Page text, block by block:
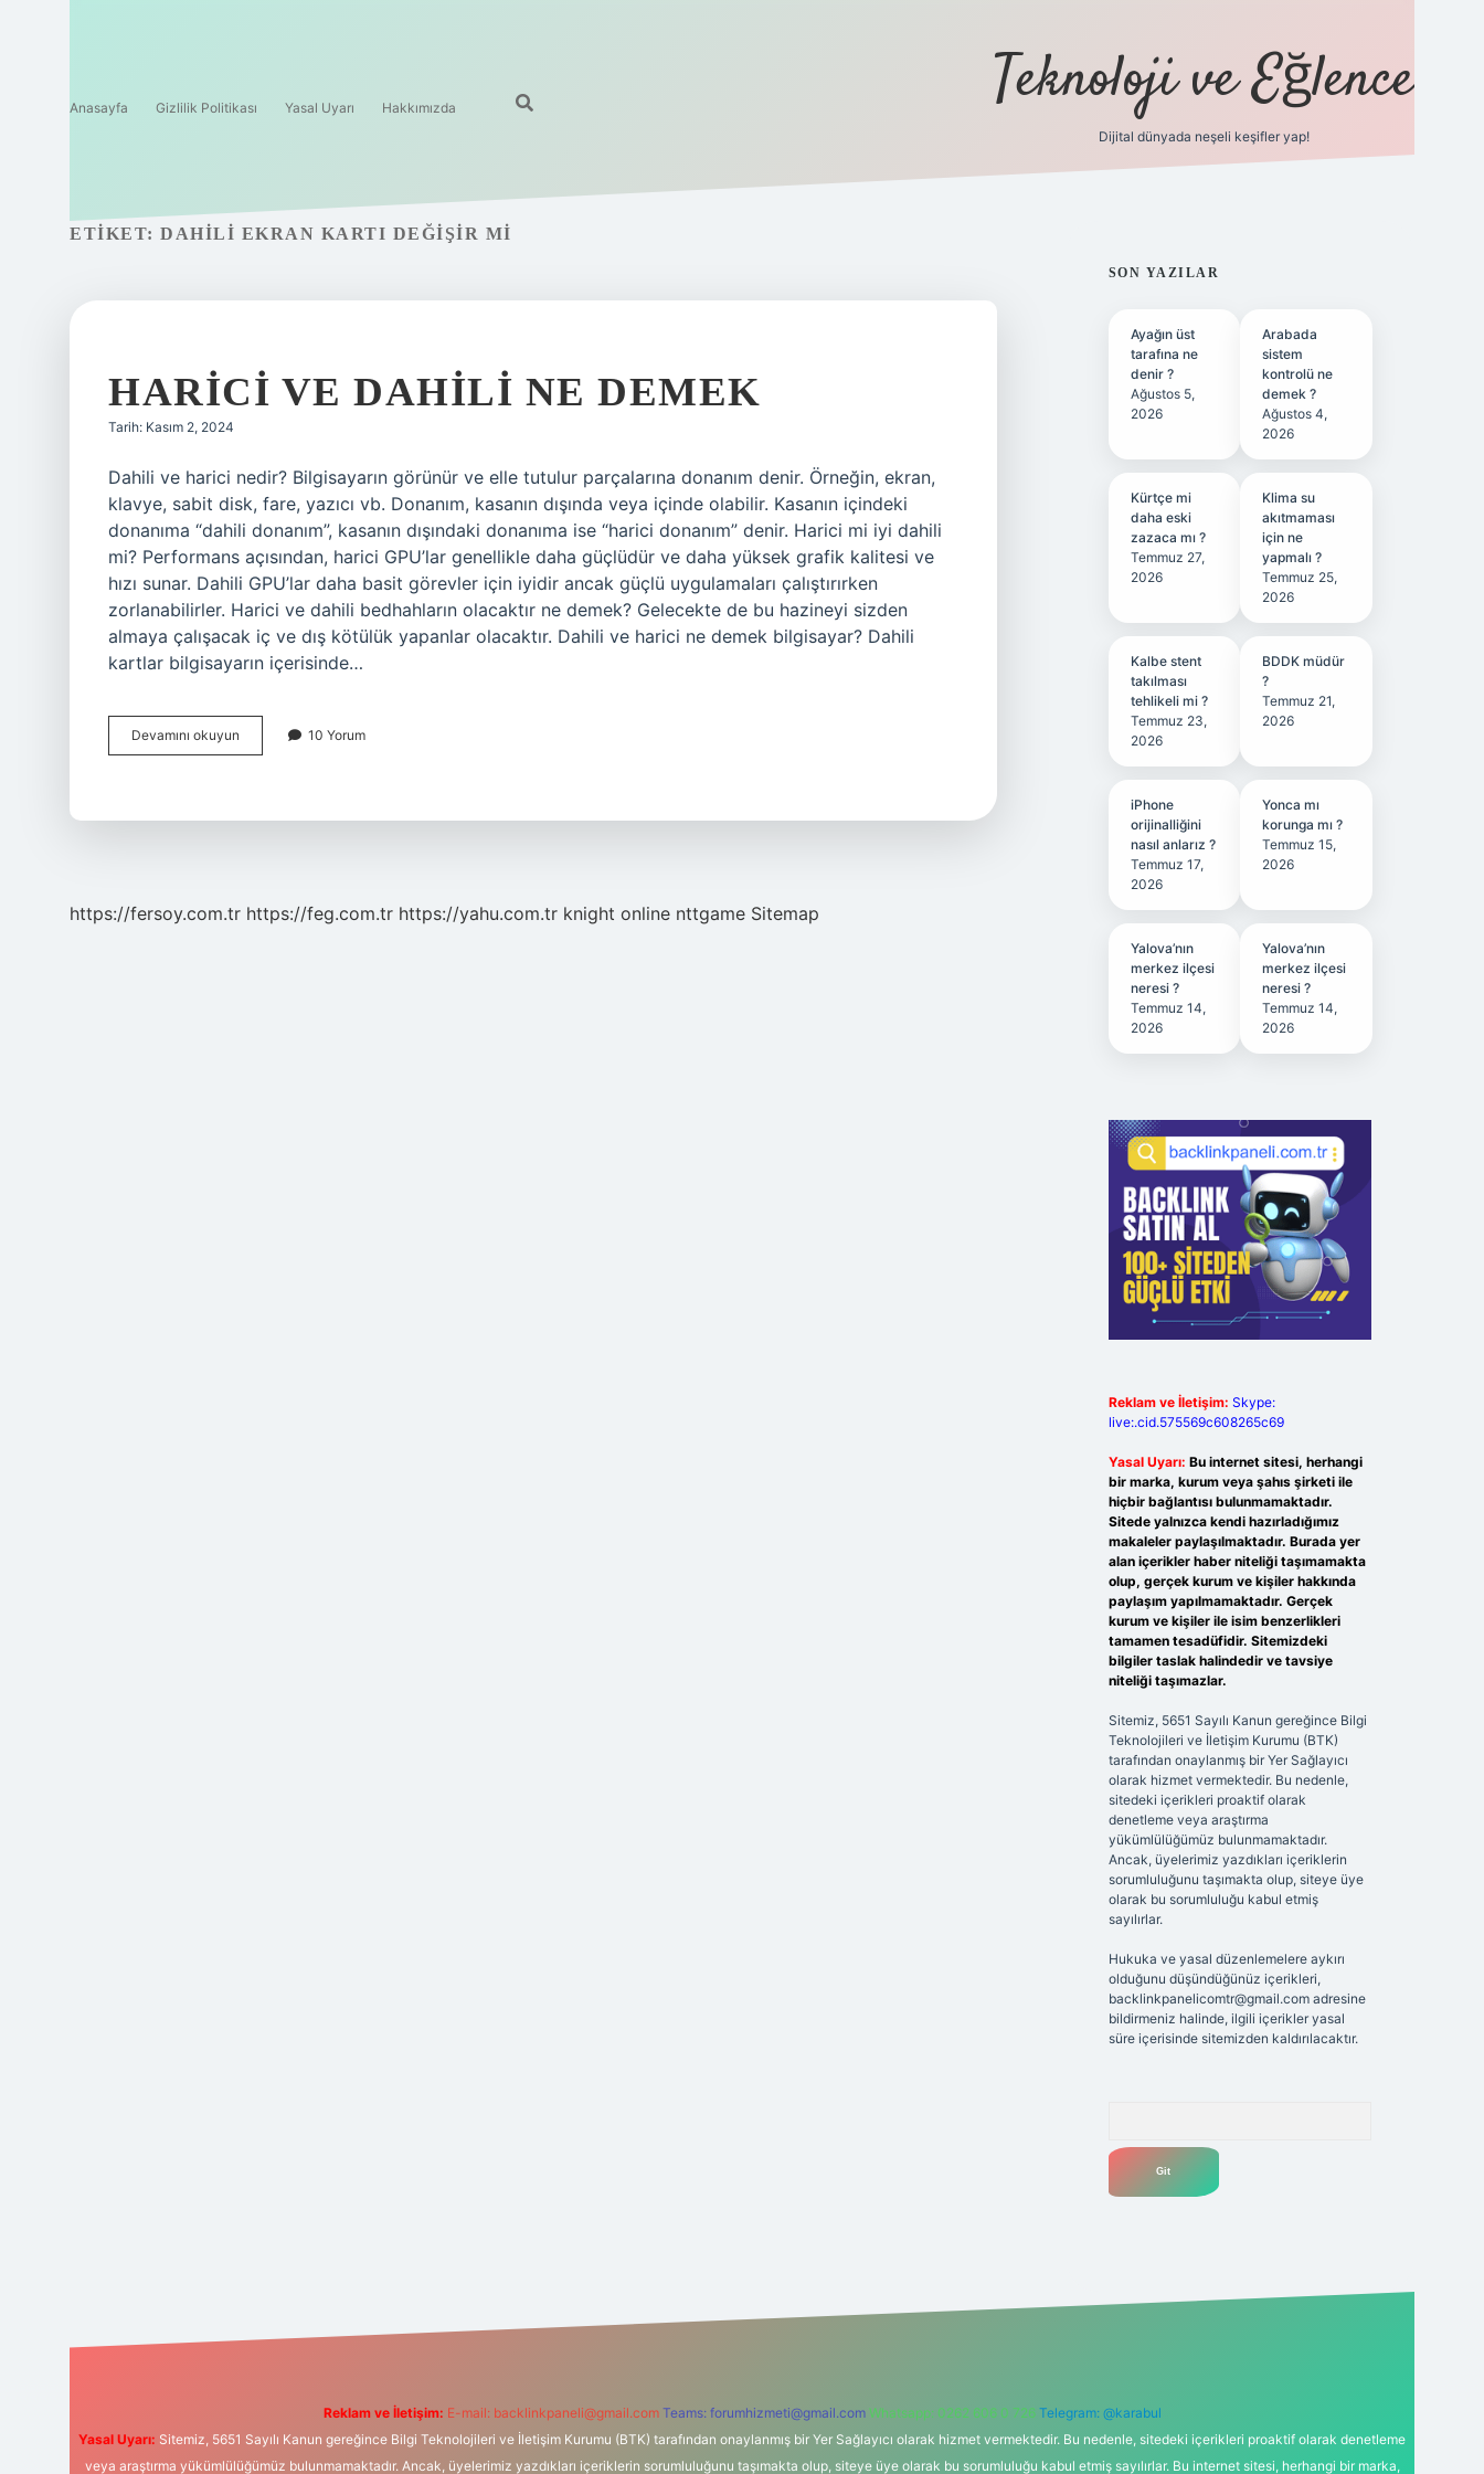
Anasayfa Gizlilik Politikası Yasal Uyarı Hakkımızda Teknoloji ve Eğlence
Dijital dünyada neşeli keşifler yap!
ETIKET: DAHILI EKRAN KARTI DEĞIŞIR MI
HARICI VE DAHILI NE DEMEK
Tarih: Kasım 2, 2024
Dahili ve harici nedir? Bilgisayarın görünür ve elle tutulur parçalarına donanım denir. Örneğin, ekran,
klavye, sabit disk, fare, yazıcı vb. Donanım, kasanın dışında veya içinde olabilir. Kasanın içindeki
donanıma “dahili donanım”, kasanın dışındaki donanıma ise “harici donanım” denir. Harici mi iyi dahili
mi? Performans açısından, harici GPU’lar genellikle daha güçlüdür ve daha yüksek grafik kalitesi ve
hızı sunar. Dahili GPU’lar daha basit görevler için iyidir ancak güçlü uygulamaları çalıştırırken
zorlanabilirler. Harici ve dahili bedhahların olacaktır ne demek? Gelecekte de bu hazineyi sizden
almaya çalışacak iç ve dış kötülük yapanlar olacaktır. Dahili ve harici ne demek bilgisayar? Dahili
kartlar bilgisayarın içerisinde…
Devamını okuyun
Ve
10 Yorum
https://fersoy.com.tr https://feg.com.tr https://yahu.com.tr knight online nttgame Sitemap
SIDEBAR
SON YAZILAR
Ayağın üst
tarafına ne
denir ?
Ağustos 5,
2026
Arabada
sistem
kontrolü ne
demek ?
Ağustos 4,
2026
Kürtçe mi
daha eski
zazaca mı ?
Temmuz 27,
2026
Klima su
akıtmaması
için ne
yapmalı ?
Temmuz 25,
2026
Kalbe stent
takılması
tehlikeli mi ?
Temmuz 23,
2026
BDDK müdür
?
Temmuz 21,
2026
iPhone
orijinalliğini
nasıl anlarız ?
Temmuz 17,
2026
Yonca mı
korunga mı ?
Temmuz 15,
2026
Yalova’nın
merkez ilçesi
neresi ?
Temmuz 14,
2026
Yalova’nın
merkez ilçesi
neresi ?
Temmuz 14,
2026
Reklam ve İletişim: Skype:
live:.cid.575569c608265c69
Yasal Uyarı: Bu internet sitesi, herhangi
bir marka, kurum veya şahıs şirketi ile
hiçbir bağlantısı bulunmamaktadır.
Sitede yalnızca kendi hazırladığımız
makaleler paylaşılmaktadır. Burada yer
alan içerikler haber niteliği taşımamakta
olup, gerçek kurum ve kişiler hakkında
paylaşım yapılmamaktadır. Gerçek
kurum ve kişiler ile isim benzerlikleri
tamamen tesadüfidir. Sitemizdeki
bilgiler taslak halindedir ve tavsiye
niteliği taşımazlar.
Sitemiz, 5651 Sayılı Kanun gereğince Bilgi
Teknolojileri ve İletişim Kurumu (BTK)
tarafından onaylanmış bir Yer Sağlayıcı
olarak hizmet vermektedir. Bu nedenle,
sitedeki içerikleri proaktif olarak
denetleme veya araştırma
yükümlülüğümüz bulunmamaktadır.
Ancak, üyelerimiz yazdıkları içeriklerin
sorumluluğunu taşımakta olup, siteye üye
olarak bu sorumluluğu kabul etmiş
sayılırlar.
Hukuka ve yasal düzenlemelere aykırı
olduğunu düşündüğünüz içerikleri,
backlinkpanelicomtr@gmail.comadresine
bildirmeniz halinde, ilgili içerikler yasal
süre içerisinde sitemizden kaldırılacaktır.
Reklam ve İletişim: E-mail: backlinkpaneli@gmail.com Teams: forumhizmeti@gmail.com Whatsapp: 0262 606 0 726 Telegram: @karabul
Yasal Uyarı: Sitemiz, 5651 Sayılı Kanun gereğince Bilgi Teknolojileri ve İletişim Kurumu (BTK) tarafından onaylanmış bir Yer Sağlayıcı olarak hizmet vermektedir. Bu nedenle, sitedeki içerikleri proaktif olarak denetleme
veya araştırma yükümlülüğümüz bulunmamaktadır. Ancak, üyelerimiz yazdıkları içeriklerin sorumluluğunu taşımakta olup, siteye üye olarak bu sorumluluğu kabul etmiş sayılırlar. Bu internet sitesi, herhangi bir marka,